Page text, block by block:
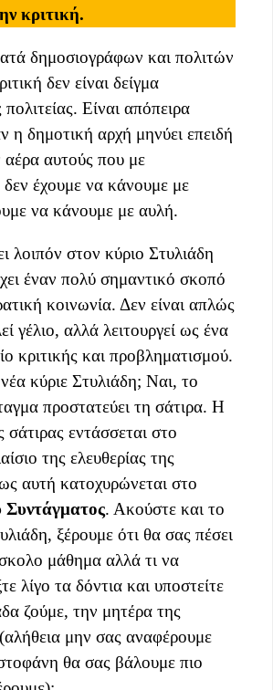
κριτική.
δημοσιογράφων και πολιτών
δεν είναι δείγμα
Είναι απόπειρα
η δημοτική αρχή μηνύει επειδή
αέρα αυτούς που με
έχουμε να κάνουμε με
να κάνουμε με αυλή.
λοιπόν στον κύριο Στυλιάδη
έναν πολύ σημαντικό σκοπό
κοινωνία. Δεν είναι απλώς
γέλιο, αλλά λειτουργεί ως ένα
κριτικής και προβληματισμού.
κύριε Στυλιάδη; Ναι, το
προστατεύει τη σάτιρα. Η
σάτιρας εντάσσεται στο
της ελευθερίας της
αυτή κατοχυρώνεται στο
Συντάγματος. Ακούστε και το
ξέρουμε ότι θα σας πέσει
μάθημα αλλά τι να
λίγο τα δόντια και υποστείτε
ζούμε, την μητέρα της
μην σας αναφέρουμε
θα σας βάλουμε πιο